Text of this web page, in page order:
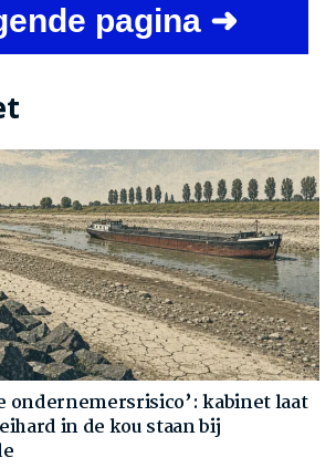
pagina ➜
ondernemersrisico’: kabinet laat
in de kou staan bij